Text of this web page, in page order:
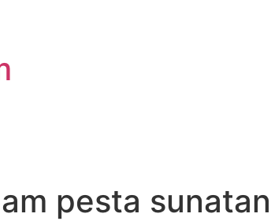
pesta